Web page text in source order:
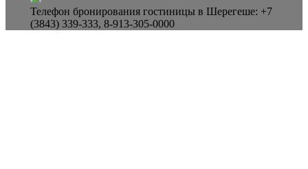
Телефон бронирования гостиницы в Шерегеше: +7
(3843) 339-333, 8-913-305-0000